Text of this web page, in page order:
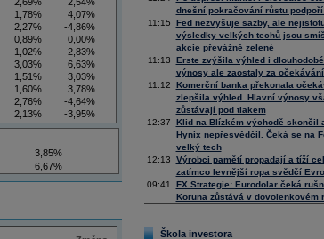
1,78%
4,07%
2,27%
-4,86%
0,89%
0,00%
1,02%
2,83%
3,03%
6,63%
1,51%
3,03%
1,60%
3,78%
2,76%
-4,64%
2,13%
-3,95%
3,50%
5,88%
3,85%
6,67%
dnešní pokračování růstu podpoří
11:15
Fed nezvyšuje sazby, ale
výsledky velkých techů jsou
akcie převážně zelené
11:13
Erste zvýšila výhled i dlouhodobé
výnosy ale zaostaly za
11:12
Komerční banka překonala
zlepšila výhled. Hlavní výnosy
zůstávají pod tlakem
12:37
Klid na Blízkém východě skončil
Hynix nepřesvědčil. Čeká se na
velký tech
12:13
Výrobci pamětí propadají a tíží
zatímco levnější ropa svědčí
09:41
FX Strategie: Eurodolar čeká
Koruna zůstává v dovolenkovém
Škola investora